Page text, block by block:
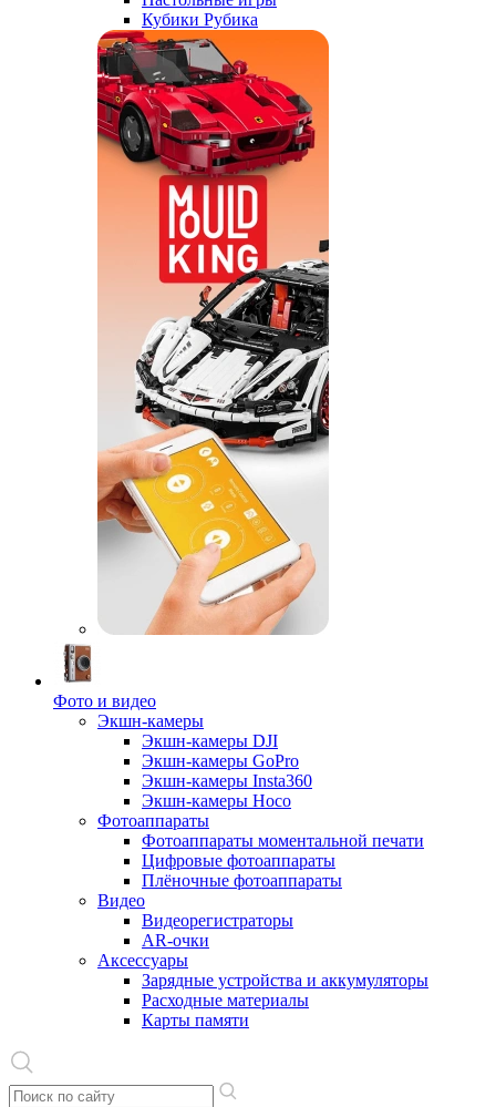
Кубики Рубика
Фото и видео
Экшн-камеры
Экшн-камеры DJI
Экшн-камеры GoPro
Экшн-камеры Insta360
Экшн-камеры Hoco
Фотоаппараты
Фотоаппараты моментальной печати
Цифровые фотоаппараты
Плёночные фотоаппараты
Видео
Видеорегистраторы
AR-очки
Аксессуары
Зарядные устройства и аккумуляторы
Расходные материалы
Карты памяти